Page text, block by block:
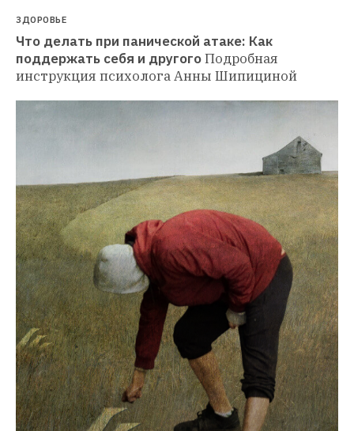
ЗДОРОВЬЕ
Что делать при панической атаке: Как
поддержать себя и другогоПодробная
инструкция психолога Анны Шипициной